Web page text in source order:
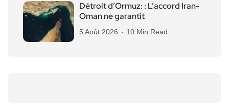
Détroit d’Ormuz: : L’accord Iran-
Oman ne garantit
5 Août 2026 10 Min Read